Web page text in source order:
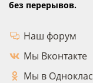
без перерывов.
Наш форум
Мы Вконтакте
Мы в